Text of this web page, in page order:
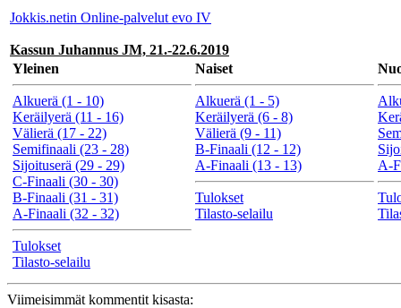
Jokkis.netin Online-palvelut evo IV
Kassun Juhannus JM, 21.-22.6.2019
Yleinen
Alkuerä (1 - 10)
Keräilyerä (11 - 16)
Välierä (17 - 22)
Semifinaali (23 - 28)
Sijoituserä (29 - 29)
C-Finaali (30 - 30)
B-Finaali (31 - 31)
A-Finaali (32 - 32)
Tulokset
Tilasto-selailu
Naiset
Alkuerä (1 - 5)
Keräilyerä (6 - 8)
Välierä (9 - 11)
B-Finaali (12 - 12)
A-Finaali (13 - 13)
Tulokset
Tilasto-selailu
A-
Viimeisimmät kommentit kisasta: